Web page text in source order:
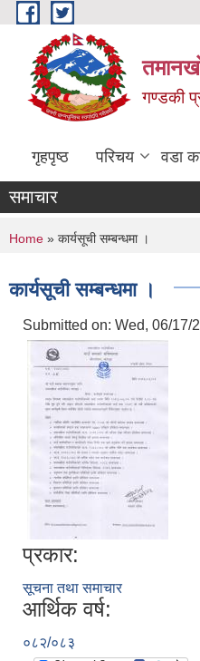
Skip to main content
गण्डकी
गृहपृष्ठ परिचय वडा
समाचार
You are here
Home » कार्यसूची सम्बन्धमा ।
कार्यसूची सम्बन्धमा ।
Submitted on: Wed, 06/17/
प्रकार:
सूचना तथा समाचार
आर्थिक वर्ष:
०८२/०८३